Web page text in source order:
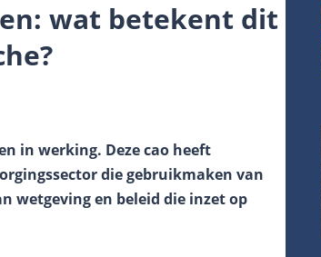
wat betekent dit
in werking. Deze cao heeft
die gebruikmaken van
wetgeving en beleid die inzet op